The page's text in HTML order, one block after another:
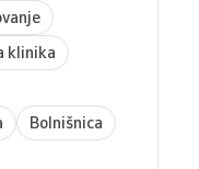
klinika
Bolnišnica